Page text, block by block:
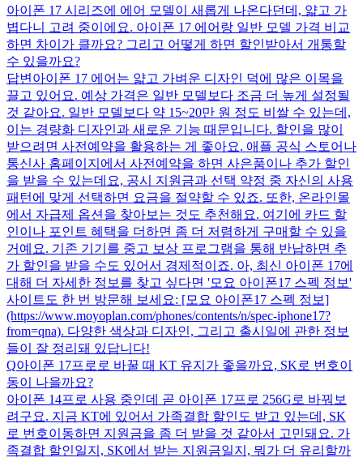
아이폰 17 시리즈에 에어 모델이 새롭게 나온다던데, 얇고 가
볍다니 고려 중이에요. 아이폰 17 에어랑 일반 모델 가격 비교
하면 차이가 클까요? 그리고 어떻게 하면 할인받아서 개통할
수 있을까요?
답변 아이폰 17 에어는 얇고 가벼운 디자인 덕에 많은 이목을
끌고 있어요. 예상 가격은 일반 모델보다 조금 더 높게 설정될
것 같아요. 일반 모델보다 약 15~20만 원 정도 비쌀 수 있는데,
이는 경량화 디자인과 새로운 기능 때문입니다. 할인을 많이
받으려면 사전예약을 활용하는 게 좋아요. 애플 공식 스토어나
통신사 홈페이지에서 사전예약을 하면 사은품이나 추가 할인
을 받을 수 있는데요, 공시 지원금과 선택 약정 중 자신의 사용
패턴에 맞게 선택하면 요금을 절약할 수 있죠. 또한, 온라인몰
에서 자급제 옵션을 찾아보는 것도 추천해요. 여기에 카드 할
인이나 포인트 혜택을 더하면 좀 더 저렴하게 구매할 수 있을
거예요. 기존 기기를 중고 보상 프로그램을 통해 반납하면 추
가 할인을 받을 수도 있어서 경제적이죠. 아, 최신 아이폰 17에
대해 더 자세한 정보를 찾고 싶다면 '모요 아이폰17 스펙 정보'
사이트도 한 번 방문해 보세요: [모요 아이폰17 스펙 정보]
(https://www.moyoplan.com/phones/contents/n/spec-iphone17?
from=qna). 다양한 색상과 디자인, 그리고 출시일에 관한 정보
들이 잘 정리돼 있답니다!
Q아이폰 17프로로 바꿀 때 KT 유지가 좋을까요, SK로 번호이
동이 나을까요?
아이폰 14프로 사용 중인데 곧 아이폰 17프로 256G로 바꿔보
려구요. 지금 KT에 있어서 가족결합 할인도 받고 있는데, SK
로 번호이동하면 지원금을 좀 더 받을 것 같아서 고민돼요. 가
족결합 할인일지, SK에서 받는 지원금일지, 뭐가 더 유리할까